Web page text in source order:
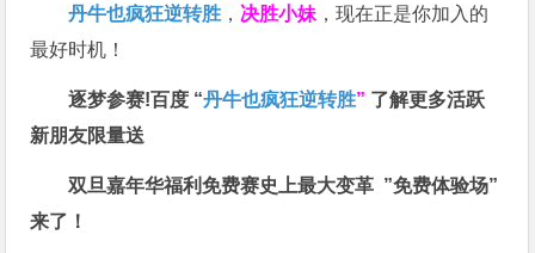
丹牛也疯狂逆转胜 ， 决胜小妹 ，现在正是你加入的
最好时机！
逐梦参赛!百度 “丹牛也疯狂逆转胜” 了解更多活跃
新朋友限量送
双旦嘉年华福利免费赛史上最大变革 ”免费体验场”
来了！